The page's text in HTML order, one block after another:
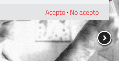
Acepto· No acepto